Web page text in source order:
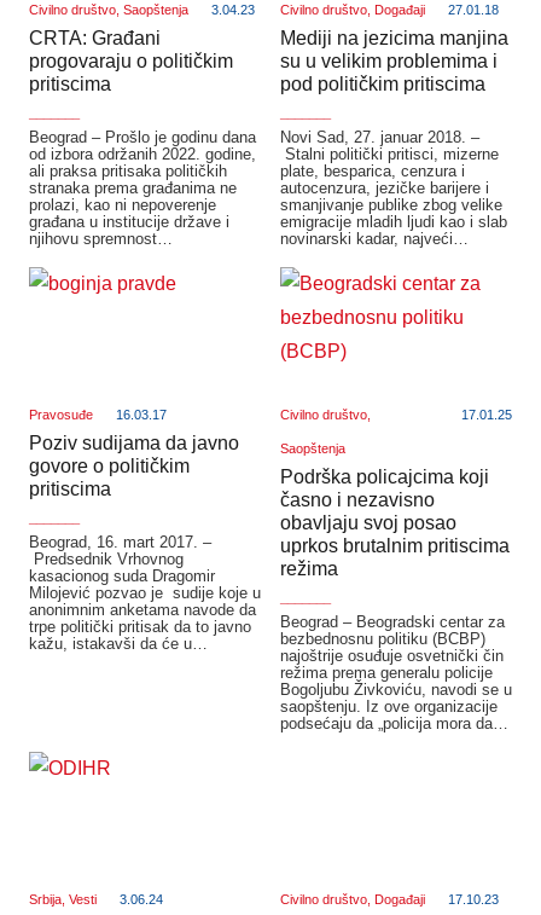
Civilno društvo Saopštenja 3.04.23
CRTA: Građani
progovaraju o političkim
pritiscima
Beograd – Prošlo je godinu dana
od izbora održanih 2022. godine,
ali praksa pritisaka političkih
stranaka prema građanima ne
prolazi, kao ni nepoverenje
građana u institucije države i
njihovu spremnost…
Civilno društvo Događaji 27.01.18
Mediji na jezicima manjina
su u velikim problemima i
pod političkim pritiscima
Novi Sad, 27. januar 2018. –
Stalni politički pritisci, mizerne
plate, besparica, cenzura i
autocenzura, jezičke barijere i
smanjivanje publike zbog velike
emigracije mladih ljudi kao i slab
novinarski kadar, najveći…
Pravosuđe 16.03.17
Poziv sudijama da javno
govore o političkim
pritiscima
Beograd, 16. mart 2017. –
Predsednik Vrhovnog
kasacionog suda Dragomir
Milojević pozvao je sudije koje u
anonimnim anketama navode da
trpe politički pritisak da to javno
kažu, istakavši da će u…
Civilno društvo
Saopštenja
17.01.25
Podrška policajcima koji
časno i nezavisno
obavljaju svoj posao
uprkos brutalnim pritiscima
režima
Beograd – Beogradski centar za
bezbednosnu politiku (BCBP)
najoštrije osuđuje osvetnički čin
režima prema generalu policije
Bogoljubu Živkoviću, navodi se u
saopštenju. Iz ove organizacije
podsećaju da „policija mora da…
Srbija Vesti 3.06.24 Civilno društvo Događaji 17.10.23